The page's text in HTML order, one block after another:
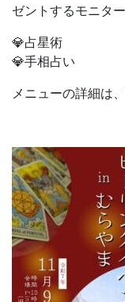
ゼントするモニタ
💎占星術
💎手相占い
メニューの詳細は